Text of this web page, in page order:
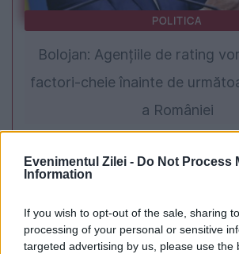
Evenimentul Zilei - Do Not Process
Information
If you wish to opt-out of the sale, sharing
processing of your personal or sensitive
targeted advertising by us, please use the
POLITICA
Bolojan: Agențiile de rating
factori-cheie înainte de
a României